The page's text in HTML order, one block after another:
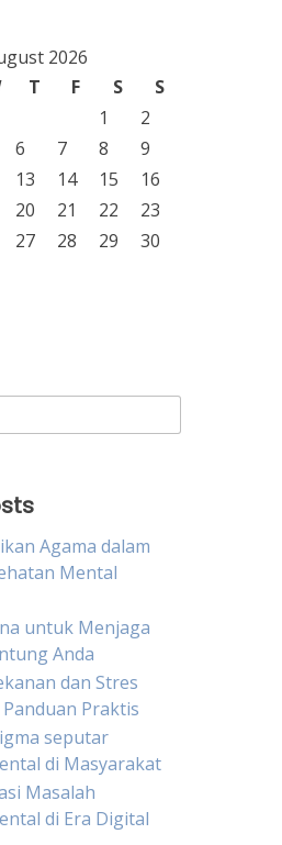
2026
T F S
S
1
2
6 7 8
9
13 14 15
16
20 21 22
23
27 28 29
30
Agama dalam
Mental
untuk Menjaga
Anda
dan Stres
Panduan Praktis
seputar
di Masyarakat
Masalah
di Era Digital